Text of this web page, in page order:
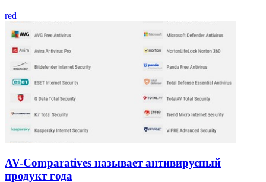
red
AV-Comparatives называет антивирусный
продукт года